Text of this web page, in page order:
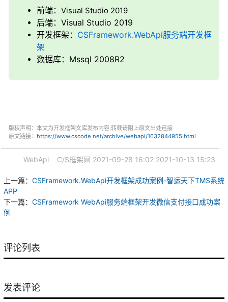
前端： Visual Studio 2019
后端：Visual Studio 2019
开发框架： CSFramework.WebApi服务端开发框
架
数据库：Mssql 2008R2
版权声明：本文为开发框架文库发布内容,转载请附上原文出处连接
原文链接： https://www.cscode.net/archive/webapi/1632844955.html
WebApi C/S框架网 2021-09-28 16:02 2021-10-13 15:23
上一篇： CSFramework.WebApi开发框架成功案例-智运天下TMS系统
APP
下一篇： CSFramework WebApi服务端框架开发微信支付接口成功案
例
评论列表
发表评论